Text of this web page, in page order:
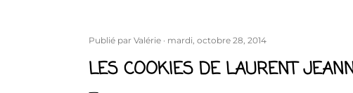
Publié par Valérie mardi, octobre 28, 2014
LES COOKIES DE LAURENT